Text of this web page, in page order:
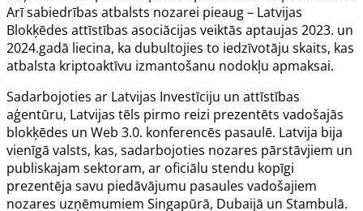
Arī sabiedrības atbalsts nozarei pieaug – Latvijas
Blokķēdes attīstības asociācijas veiktās aptaujas 2023. un
2024.gadā liecina, ka dubultojies to iedzīvotāju skaits, kas
atbalsta kriptoaktīvu izmantošanu nodokļu apmaksai.
Sadarbojoties ar Latvijas Investīciju un attīstības
aģentūru, Latvijas tēls pirmo reizi prezentēts vadošajās
blokķēdes un Web 3.0. konferencēs pasaulē. Latvija bija
vienīgā valsts, kas, sadarbojoties nozares pārstāvjiem un
publiskajam sektoram, ar oficiālu stendu kopīgi
prezentēja savu piedāvājumu pasaules vadošajiem
nozares uzņēmumiem Singapūrā, Dubaijā un Stambulā.